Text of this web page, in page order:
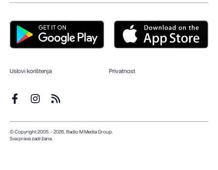
Uslovi korištenja Privatnost
© Copyright 2005. - 2026. Radio M Media Group.
Sva prava zadržana.